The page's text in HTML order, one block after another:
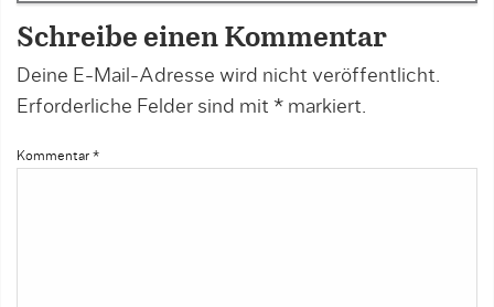
Schreibe einen Kommentar
Deine E-Mail-Adresse wird nicht veröffentlicht.
Erforderliche Felder sind mit * markiert.
Kommentar *